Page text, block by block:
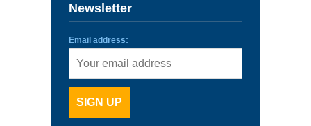
Newsletter
Email address: